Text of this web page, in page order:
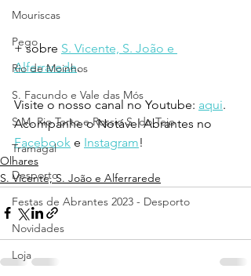
Mouriscas
Pego
Rio de Moinhos
S. Facundo e Vale das Mós
S.M. Rio Torto e Rossio S. do Tejo
Tramagal
Desporto
Festas de Abrantes 2023 - Desporto
Novidades
Loja
+ sobre S. Vicente, S. João e
Alferrarede.
Visite o nosso canal no Youtube: aqui.
Acompanhe o Notável Abrantes no
Facebook e Instagram!
Olhares
S. Vicente, S. João e Alferrarede